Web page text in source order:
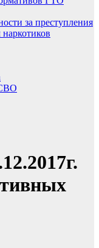
за преступления